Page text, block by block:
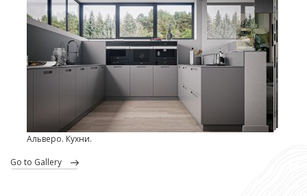
Альверо. Кухни.
go to Gallery